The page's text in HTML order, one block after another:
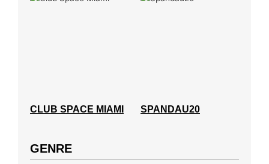
CLUB SPACE MIAMI SPANDAU20
GENRE